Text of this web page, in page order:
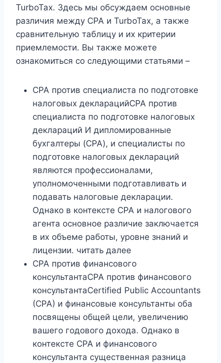
TurboTax. Здесь мы обсуждаем основные
различия между CPA и TurboTax, а также
сравнительную таблицу и их критерии
приемлемости. Вы также можете
ознакомиться со следующими статьями –
CPA против специалиста по подготовке
налоговых декларацийCPA против
специалиста по подготовке налоговых
деклараций И ​​дипломированные
бухгалтеры (CPA), и специалисты по
подготовке налоговых деклараций
являются профессионалами,
уполномоченными подготавливать и
подавать налоговые декларации.
Однако в контексте CPA и налогового
агента основное различие заключается
в их объеме работы, уровне знаний и
лицензии. читать далее
CPA против финансового
консультантаCPA против финансового
консультантаCertified Public Accountants
(CPA) и финансовые консультанты оба
посвящены общей цели, увеличению
вашего годового дохода. Однако в
контексте CPA и финансового
консультанта существенная разница